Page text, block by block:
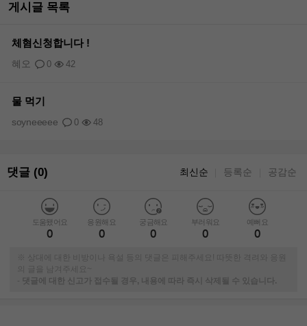
게시글 목록
체혐신청합니다 !
0 42
혜오
물 먹기
0 48
soyneeeee
댓글 (0) 최신순 등록순 공감순
도움됐어요
0
응원해요
0
궁금해요
0
부러워요
0
예뻐요
0
※ 상대에 대한 비방이나 욕설 등의 댓글은 피해주세요! 따뜻한 격려와 응원
의 글을 남겨주세요~
-
댓글에 대한 신고가 접수될 경우, 내용에 따라 즉시 삭제될 수 있습니다.